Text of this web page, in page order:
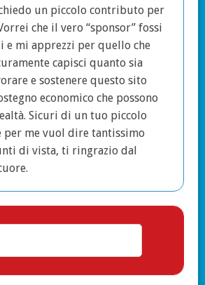
un piccolo contributo per
che il vero “sponsor” fossi
e mi apprezzi per quello che
capisci quanto sia
e sostenere questo sito
economico che possono
Sicuri di un tuo piccolo
per me vuol dire tantissimo
di vista, ti ringrazio dal